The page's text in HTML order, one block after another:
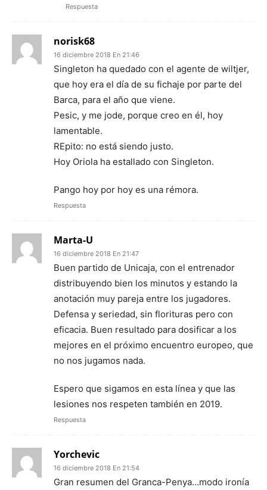
Respuesta
norisk68
16 diciembre 2018 En 21:46
Singleton ha quedado con el agente de wiltjer,
que hoy era el día de su fichaje por parte del
Barca, para el año que viene.
Pesic, y me jode, porque creo en él, hoy
lamentable.
REpito: no está siendo justo.
Hoy Oriola ha estallado con Singleton.
Pango hoy por hoy es una rémora.
Respuesta
Marta-U
16 diciembre 2018 En 21:47
Buen partido de Unicaja, con el entrenador
distribuyendo bien los minutos y estando la
anotación muy pareja entre los jugadores.
Defensa y seriedad, sin florituras pero con
eficacia. Buen resultado para dosificar a los
mejores en el próximo encuentro europeo, que
no nos jugamos nada.
Espero que sigamos en esta línea y que las
lesiones nos respeten también en 2019.
Respuesta
Yorchevic
16 diciembre 2018 En 21:54
Gran resumen del Granca-Penya…modo ironía